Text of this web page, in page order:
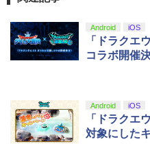
5
ニンテ
ンライ
￥5,000
5
【純正
トロー
マスタ
S5、
s X|S 対
￥8,698
第三章
巾着＋
剣、十
しイラ
Android iOS
「ドラクエ
コラボ開催
Android iOS
「ドラクエ
対象にした